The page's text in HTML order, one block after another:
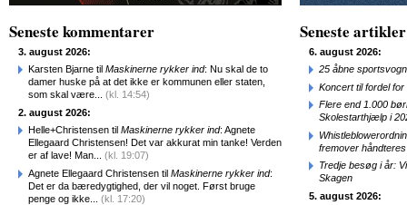
Seneste kommentarer
3. august 2026:
Karsten Bjarne til Maskinerne rykker ind: Nu skal de to
damer huske på at det ikke er kommunen eller staten,
som skal være... (kl. 14:54)
2. august 2026:
Helle+Christensen til Maskinerne rykker ind: Agnete
Ellegaard Christensen! Det var akkurat min tanke! Verden
er af lave! Man... (kl. 19:07)
Agnete Ellegaard Christensen til Maskinerne rykker ind:
Det er da bæredygtighed, der vil noget. Først bruge
penge og ikke... (kl. 17:20)
Seneste artikler
6. august 2026:
25 åbne
Koncert til fordel
Flere end 1.000
Skolestarthjælp i
fremover
Tredje besøg i år:
Skagen
5. august 2026: